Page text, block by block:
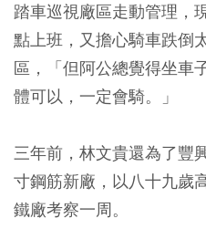
踏車巡視廠區走動管理，
點上班，又擔心騎車跌倒
區，「但阿公總覺得坐車
體可以，一定會騎。」
三年前，林文貴還為了豐
寸鋼筋新廠，以八十九歲
鐵廠考察一周。